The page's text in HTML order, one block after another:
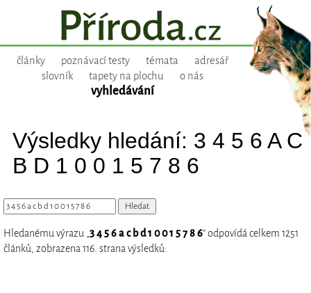
články poznávací testy témata
adresář
slovník
tapety na plochu o nás
vyhledávání
Výsledky hledání: 3 4 5 6 A C
B D 1 0 0 1 5 7 8 6
Hledanému výrazu „3 4 5 6 a c b d 1 0 0 1 5 7 8 6“ odpovídá celkem 1251
článků, zobrazena 116. strana výsledků: